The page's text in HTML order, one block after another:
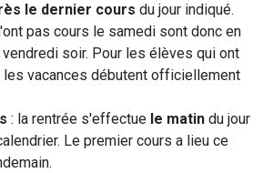
le dernier cours du jour indiqué.
pas cours le samedi sont donc en
soir. Pour les élèves qui ont
les vacances débutent officiellement
: la rentrée s'effectue le matin du jour
Le premier cours a lieu ce